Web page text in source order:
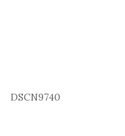
DSCN9740